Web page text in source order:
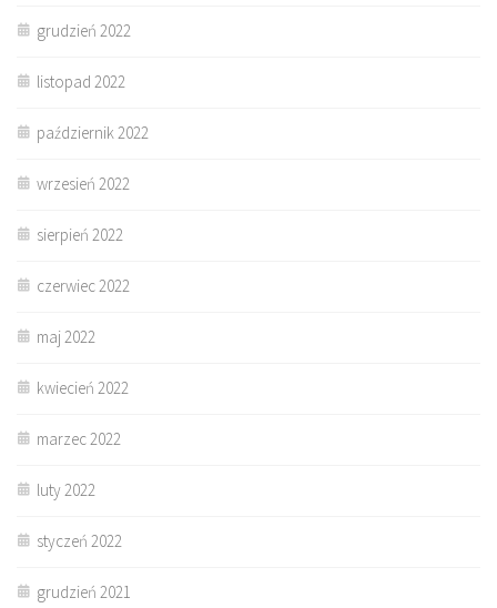
grudzień 2022
listopad 2022
październik 2022
wrzesień 2022
sierpień 2022
czerwiec 2022
maj 2022
kwiecień 2022
marzec 2022
luty 2022
styczeń 2022
grudzień 2021